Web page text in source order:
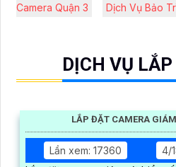
Camera Quận 3
Dịch Vụ Bảo
DỊCH VỤ
LẮP ĐẶT CAMERA
Lần xem: 17360
4/